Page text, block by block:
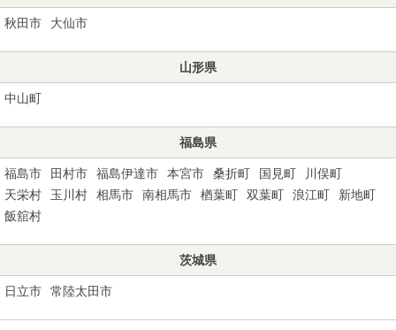
秋田市 大仙市
山形県
中山町
福島県
福島市 田村市 福島伊達市 本宮市 桑折町 国見町
川俣町
天栄村
玉川村 相馬市 南相馬市 楢葉町 双葉町 浪江町
新地町
飯舘村
茨城県
日立市 常陸太田市